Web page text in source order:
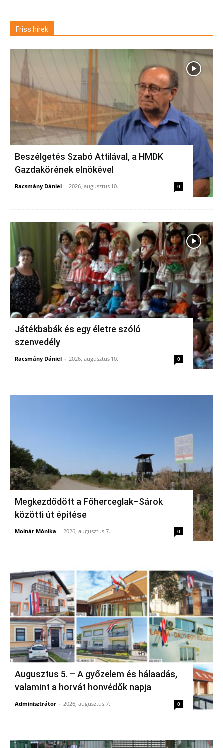
Friss hírek
Beszélgetés Szabó Attilával, a HMDK
Gazdakörének elnökével
Racsmány Dániel - 2026, augusztus 10. 0
Játékbabák és egy életre szóló
szenvedély
Racsmány Dániel - 2026, augusztus 10. 0
Megkezdődött a Főherceglak–Sárok
közötti út építése
Molnár Mónika - 2026, augusztus 7. 0
Augusztus 5. – A győzelem és hálaadás,
valamint a horvát honvédők napja
Adminisztrátor - 2026, augusztus 7. 0